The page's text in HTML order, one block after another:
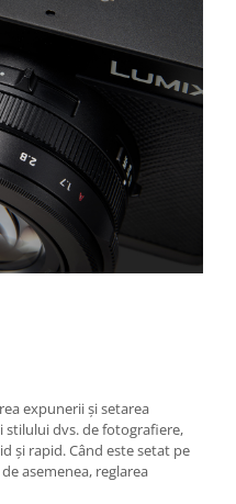
expunerii și setarea
stilului dvs. de fotografiere,
și rapid. Când este setat pe
asemenea, reglarea